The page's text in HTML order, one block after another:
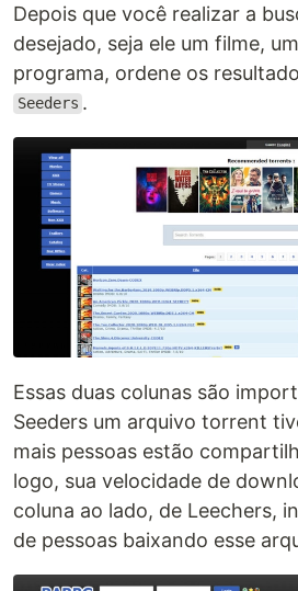
Depois que você realizar a
desejado, seja ele um filme,
programa, ordene os
Seeders .
Essas duas colunas são
Seeders um arquivo torrent
mais pessoas estão
logo, sua velocidade de
coluna ao lado, de Leechers,
de pessoas baixando esse